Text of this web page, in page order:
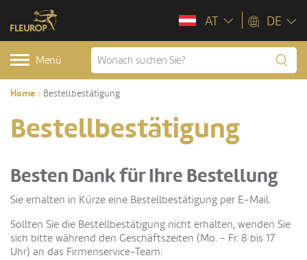
AT DE
Menü
Home Bestellbestätigung
Bestellbestätigung
Besten Dank für Ihre Bestellung
Sie erhalten in Kürze eine Bestellbestätigung per E-Mail.
Sollten Sie die Bestellbestätigung nicht erhalten, wenden Sie
sich bitte während den Geschäftszeiten (Mo. - Fr. 8 bis 17
Uhr) an das Firmenservice-Team: